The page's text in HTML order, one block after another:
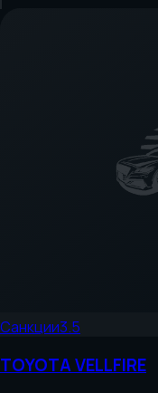
Санкции3.5
TOYOTAVELLFIRE